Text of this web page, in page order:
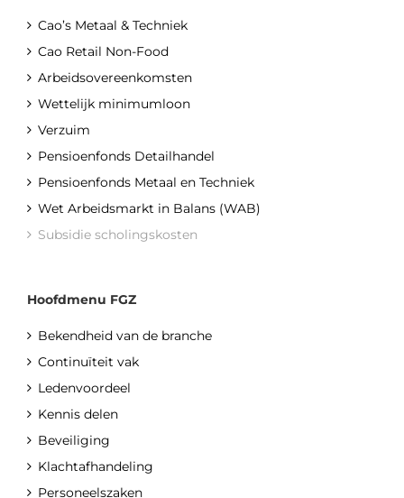
Cao’s Metaal & Techniek
Cao Retail Non-Food
Arbeidsovereenkomsten
Wettelijk minimumloon
Verzuim
Pensioenfonds Detailhandel
Pensioenfonds Metaal en Techniek
Wet Arbeidsmarkt in Balans (WAB)
Subsidie scholingskosten
Hoofdmenu FGZ
Bekendheid van de branche
Continuïteit vak
Ledenvoordeel
Kennis delen
Beveiliging
Klachtafhandeling
Personeelszaken